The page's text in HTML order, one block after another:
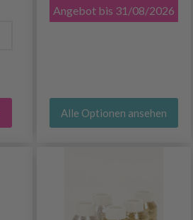
Angebot bis 31/08/2026
Alle Optionen ansehen